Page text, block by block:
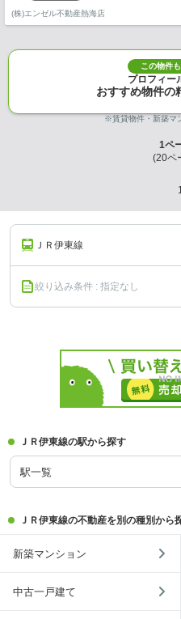
(株)エンゼル不動産熱海店
この物件
プロフィー
おすすめ物件の
※賃貸物件・新築マ
1ペ
(20ペ
ＪＲ伊東線
絞り込み条件 : 指定なし
ＪＲ伊東線の駅から探す
駅一覧
ＪＲ伊東線の不動産を別の種別から
新築マンション
中古一戸建て